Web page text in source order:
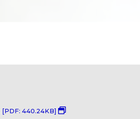
[PDF: 440.24KB]